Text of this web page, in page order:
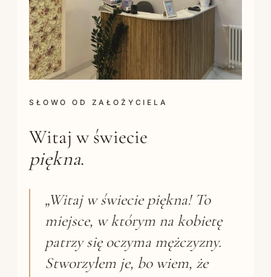
SŁOWO OD ZAŁOŻYCIELA
Witaj w świecie
piękna.
„Witaj w świecie piękna! To
miejsce, w którym na kobietę
patrzy się oczyma mężczyzny.
Stworzyłem je, bo wiem, że